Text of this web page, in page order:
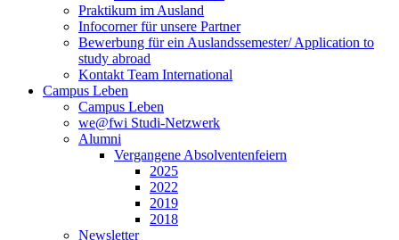
Praktikum im Ausland
Infocorner für unsere Partner
Bewerbung für ein Auslandssemester/ Application to
study abroad
Kontakt Team International
Campus Leben
Campus Leben
we@fwi Studi-Netzwerk
Alumni
Vergangene Absolventenfeiern
2025
2022
2019
2018
Newsletter